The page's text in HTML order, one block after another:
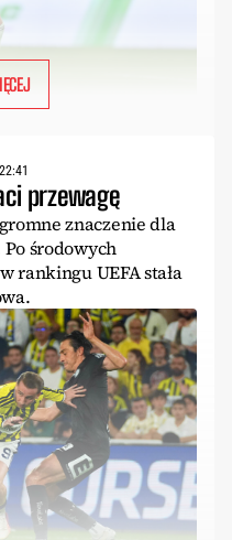
przewagę
znaczenie dla
środowych
rankingu UEFA stała